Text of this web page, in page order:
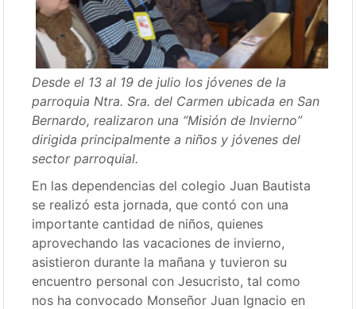
Desde el 13 al 19 de julio los jóvenes de la
parroquia Ntra. Sra. del Carmen ubicada en San
Bernardo, realizaron una “Misión de Invierno”
dirigida principalmente a niños y jóvenes del
sector parroquial.
En las dependencias del colegio Juan Bautista
se realizó esta jornada, que contó con una
importante cantidad de niños, quienes
aprovechando las vacaciones de invierno,
asistieron durante la mañana y tuvieron su
encuentro personal con Jesucristo, tal como
nos ha convocado Monseñor Juan Ignacio en